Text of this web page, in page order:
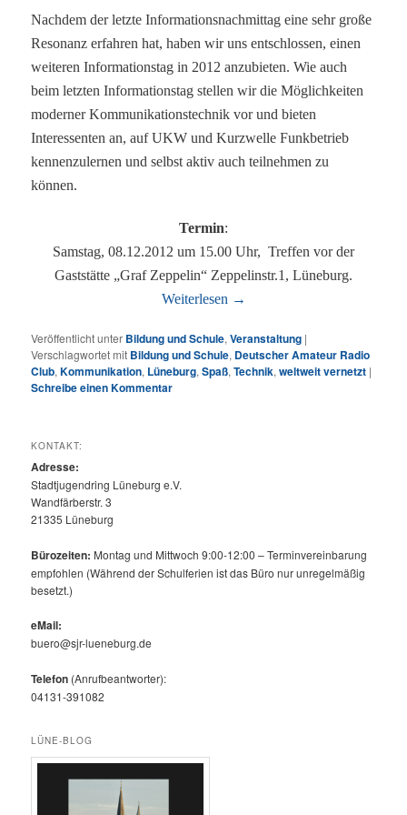
Nachdem der letzte Informationsnachmittag eine sehr große
Resonanz erfahren hat, haben wir uns entschlossen, einen
weiteren Informationstag in 2012 anzubieten. Wie auch
beim letzten Informationstag stellen wir die Möglichkeiten
moderner Kommunikationstechnik vor und bieten
Interessenten an, auf UKW und Kurzwelle Funkbetrieb
kennenzulernen und selbst aktiv auch teilnehmen zu
können.
Termin:
Samstag, 08.12.2012 um 15.00 Uhr, Treffen vor der
Gaststätte „Graf Zeppelin“ Zeppelinstr.1, Lüneburg.
Weiterlesen →
Veröffentlicht unter Bildung und Schule,Veranstaltung |
Verschlagwortet mit Bildung und Schule, Deutscher Amateur Radio
Club,Kommunikation, Lüneburg,Spaß,Technik,weltweit vernetzt |
Schreibe einen Kommentar
KONTAKT:
Adresse:
Stadtjugendring Lüneburg e.V.
Wandfärberstr. 3
21335 Lüneburg
Bürozeiten: Montag und Mittwoch 9:00-12:00 – Terminvereinbarung
empfohlen (Während der Schulferien ist das Büro nur unregelmäßig
besetzt.)
eMail:
buero@sjr-lueneburg.de
Telefon (Anrufbeantworter):
04131-391082
LÜNE-BLOG